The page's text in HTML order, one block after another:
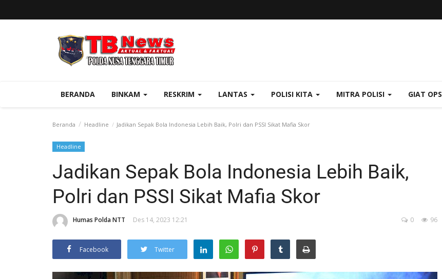
BERANDA BINKAM RESKRIM LANTAS POLISI KITA MITRA POLISI GIAT OPS
Beranda Headline Jadikan Sepak Bola Indonesia Lebih Baik, Polri dan PSSI Sikat Mafia Skor
Headline
Jadikan Sepak Bola Indonesia Lebih Baik,
Polri dan PSSI Sikat Mafia Skor
Humas Polda NTT Des 14, 2023 12:21 96
0
Facebook Twitter